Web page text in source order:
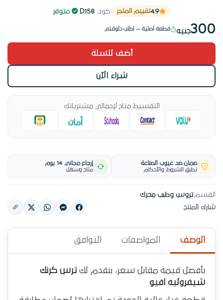
4.9تقييم المتجر كود: D158 متوفر
300جنيه
12 عميل اشتروها قريب
قطعة أصلية — اطلب دلوقتي
أضف للسلة
شراء الآن
التقسيط متاح لإجمالي مشترياتك
ضمان ضد عيوب الصناعة
تطبق الشروط والأحكام
إرجاع مجاني 14 يوم
متاح وسهل
القسم:تروس وطبب محرك
شارك المنتج
الوصف المواصفات التوافق
بأفضل قيمة مقابل سعر، بنقدم لك ترس كرنك
شيفروليه افيو